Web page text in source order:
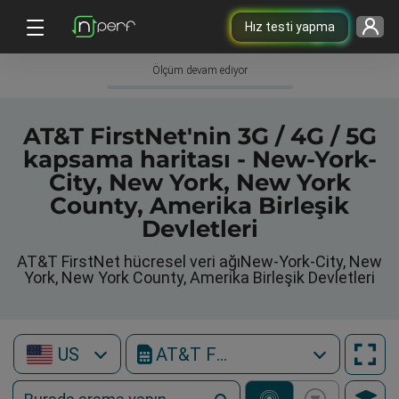
Hız testi yapma
Ölçüm devam ediyor
AT&T FirstNet'nin 3G / 4G / 5G
kapsama haritası - New-York-
City, New York, New York
County, Amerika Birleşik
Devletleri
AT&T FirstNet hücresel veri ağıNew-York-City, New
York, New York County, Amerika Birleşik Devletleri
US AT&T FirstNet